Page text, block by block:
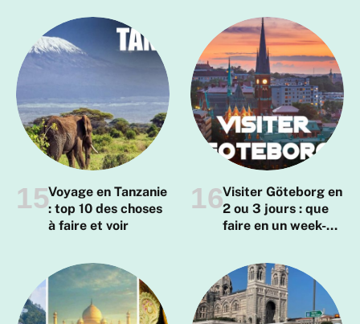
Voyage en Tanzanie
: top 10 des choses
à faire et voir
Visiter Göteborg en
2 ou 3 jours : que
faire en un week-